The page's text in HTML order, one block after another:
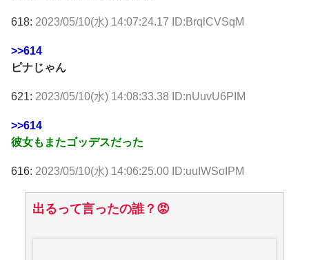
618: 2023/05/10(水) 14:07:24.17 ID:BrqlCVSqM
>>614
ピナじゃん
621: 2023/05/10(水) 14:08:33.38 ID:nUuvU6PIM
>>614
彼女もまたゴッデスだった
616: 2023/05/10(水) 14:06:25.00 ID:uuIWSoIPM
出るって言ったの誰？😡